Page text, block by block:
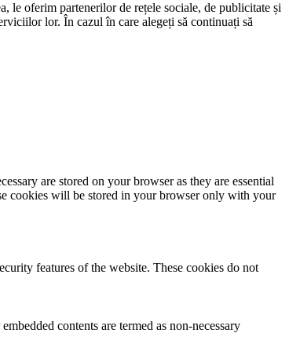
le oferim partenerilor de rețele sociale, de publicitate și
lor. În cazul în care alegeți să continuați să
are stored on your browser as they are essential
cookies will be stored in your browser only with your
features of the website. These cookies do not
contents are termed as non-necessary